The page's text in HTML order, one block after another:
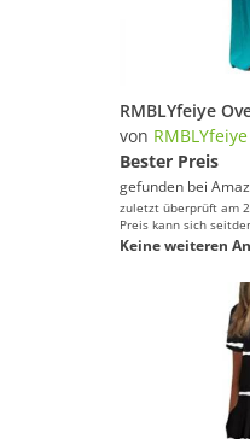
Geschlecht
von RMBLYfeiye
Bester Preis
gefunden bei
zuletzt überprüft am
Preis kann sich
Keine weiteren